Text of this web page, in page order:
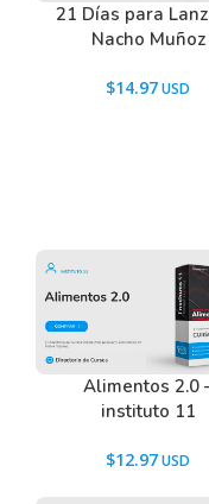
21 Días para
Nacho Muñoz
$14.97
Alimentos 2.0
instituto 11
$12.97